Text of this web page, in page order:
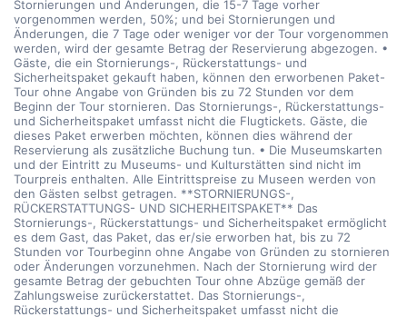
Stornierungen und Änderungen, die 15-7 Tage vorher
vorgenommen werden, 50%; und bei Stornierungen und
Änderungen, die 7 Tage oder weniger vor der Tour vorgenommen
werden, wird der gesamte Betrag der Reservierung abgezogen. •
Gäste, die ein Stornierungs-, Rückerstattungs- und
Sicherheitspaket gekauft haben, können den erworbenen Paket-
Tour ohne Angabe von Gründen bis zu 72 Stunden vor dem
Beginn der Tour stornieren. Das Stornierungs-, Rückerstattungs-
und Sicherheitspaket umfasst nicht die Flugtickets. Gäste, die
dieses Paket erwerben möchten, können dies während der
Reservierung als zusätzliche Buchung tun. • Die Museumskarten
und der Eintritt zu Museums- und Kulturstätten sind nicht im
Tourpreis enthalten. Alle Eintrittspreise zu Museen werden von
den Gästen selbst getragen. **STORNIERUNGS-,
RÜCKERSTATTUNGS- UND SICHERHEITSPAKET** Das
Stornierungs-, Rückerstattungs- und Sicherheitspaket ermöglicht
es dem Gast, das Paket, das er/sie erworben hat, bis zu 72
Stunden vor Tourbeginn ohne Angabe von Gründen zu stornieren
oder Änderungen vorzunehmen. Nach der Stornierung wird der
gesamte Betrag der gebuchten Tour ohne Abzüge gemäß der
Zahlungsweise zurückerstattet. Das Stornierungs-,
Rückerstattungs- und Sicherheitspaket umfasst nicht die